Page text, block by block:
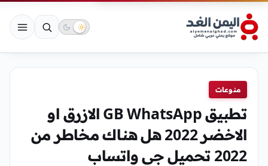
منوعات
تطبيق GB WhatsApp الازرق او
الاخضر 2022 هل هناك مخاطر من
2022 تحميل جي واتساب